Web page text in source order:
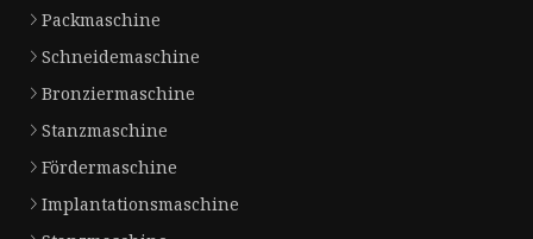
Packmaschine
Schneidemaschine
Bronziermaschine
Stanzmaschine
Fördermaschine
Implantationsmaschine